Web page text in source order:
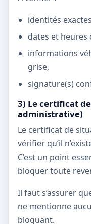
identités
dates et heures
informations
grise,
signature(s)
3) Le certificat
administrative)
Le certificat de
vérifier qu’il
C’est un point
bloquer toute
Il faut s’assurer
ne mentionne
bloquant.